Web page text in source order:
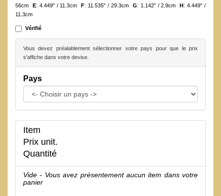
56cm E: 4.449" / 11.3cmF: 11.535" / 29.3cm G: 1.142" / 2.9cmH: 4.449" /
11.3cm
Vérifié
Vous devez préalablement sélectionner votre pays pour que le prix
s'affiche dans votre devise.
Pays
Item
Prix unit.
Quantité
Vide - Vous avez présentement aucun item dans votre
panier